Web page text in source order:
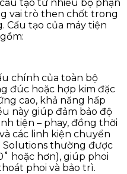
tạo từ nhiều bộ phận
vai trò then chốt trong
tạo của máy tiện
chính của toàn bộ
đúc hoặc hợp kim đặc
cao, khả năng hấp
này giúp đảm bảo độ
tiện – phay, đồng thời
các linh kiện chuyển
Solutions thường được
hoặc hơn), giúp phoi
phoi và bảo trì.